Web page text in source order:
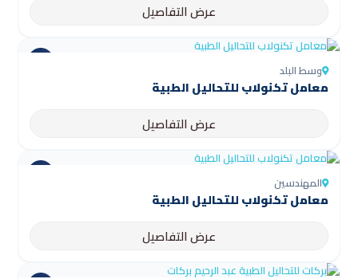
عرض التفاصيل
وسط البلد
معامل تكنولاب للتحاليل الطبية
عرض التفاصيل
المهندسين
معامل تكنولاب للتحاليل الطبية
عرض التفاصيل